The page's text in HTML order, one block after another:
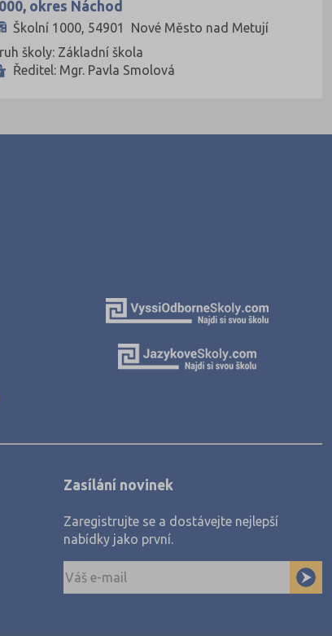
okres Náchod
Školní 1000, 54901 Nové Město nad Metují
školy: Základní škola
Ředitel: Mgr. Pavla Smolová
Zasílání novinek
Zaregistrujte se a dostávejte nejlepší
nabídky jako první.